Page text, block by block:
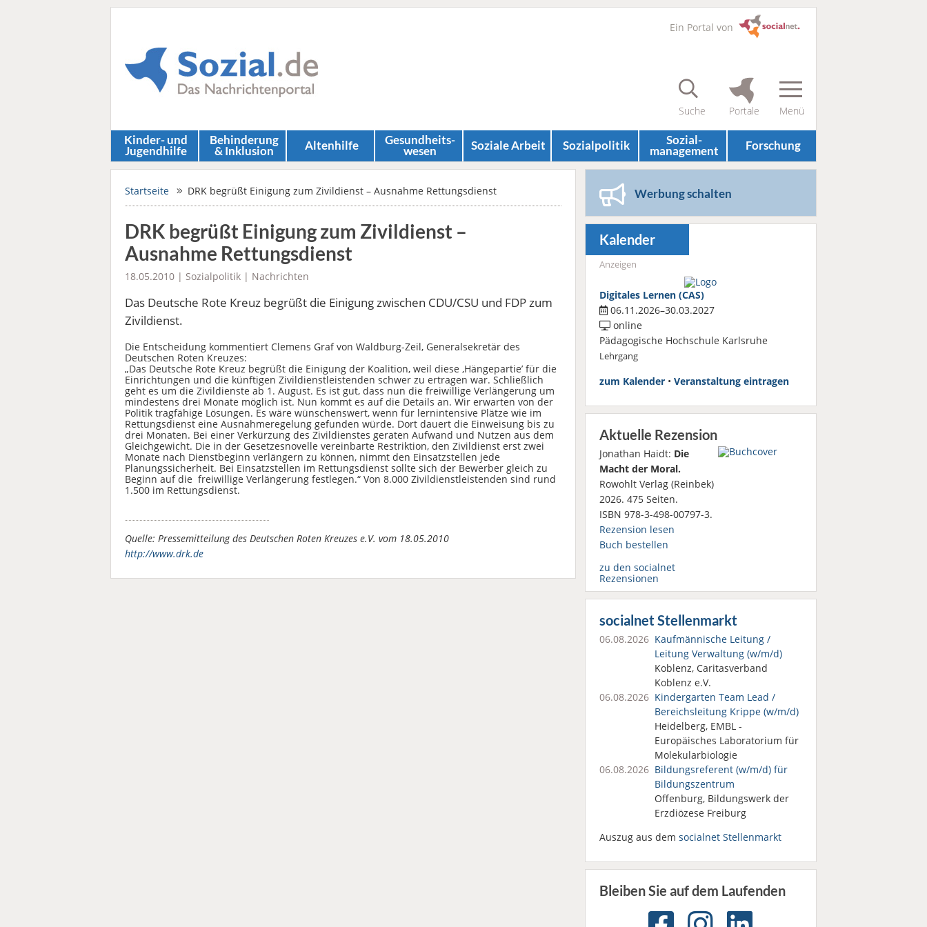
Ein Portal von
Kinder- und
Jugendhilfe
Behinderung
& Inklusion Altenhilfe Gesundheits­
wesen Soziale Arbeit Sozial­politik Sozial­
management Forschung
Startseite DRK begrüßt Einigung zum Zivildienst – Ausnahme Rettungsdienst
DRK begrüßt Einigung zum Zivildienst –
Ausnahme Rettungsdienst
18.05.2010 | Sozialpolitik | Nachrichten
Das Deutsche Rote Kreuz begrüßt die Einigung zwischen CDU/CSU und FDP zum
Zivildienst.
Die Entscheidung kommentiert Clemens Graf von Waldburg-Zeil, Generalsekretär des
Deutschen Roten Kreuzes:
„Das Deutsche Rote Kreuz begrüßt die Einigung der Koalition, weil diese ‚Hängepartie’ für die
Einrichtungen und die künftigen Zivildienstleistenden schwer zu ertragen war. Schließlich
geht es um die Zivildienste ab 1. August. Es ist gut, dass nun die freiwillige Verlängerung um
mindestens drei Monate möglich ist. Nun kommt es auf die Details an. Wir erwarten von der
Politik tragfähige Lösungen. Es wäre wünschenswert, wenn für lernintensive Plätze wie im
Rettungsdienst eine Ausnahmeregelung gefunden würde. Dort dauert die Einweisung bis zu
drei Monaten. Bei einer Verkürzung des Zivildienstes geraten Aufwand und Nutzen aus dem
Gleichgewicht. Die in der Gesetzesnovelle vereinbarte Restriktion, den Zivildienst erst zwei
Monate nach Dienstbeginn verlängern zu können, nimmt den Einsatzstellen jede
Planungssicherheit. Bei Einsatzstellen im Rettungsdienst sollte sich der Bewerber gleich zu
Beginn auf die freiwillige Verlängerung festlegen.“ Von 8.000 Zivildienstleistenden sind rund
1.500 im Rettungsdienst.
Quelle: Pressemitteilung des Deutschen Roten Kreuzes e.V. vom 18.05.2010
http://www.drk.de
Werbung schalten
Kalender
Anzeigen
Digitales Lernen (CAS)
06.11.2026–30.03.2027
online
Pädagogische Hochschule Karlsruhe
Lehrgang
zum Kalender• Veranstaltung eintragen
Aktuelle Rezension
Jonathan Haidt: Die
Macht der Moral.
Rowohlt Verlag (Reinbek)
2026. 475 Seiten.
ISBN 978-3-498-00797-3.
Rezension lesen
Buch bestellen
zu den socialnet
Rezensionen
socialnet Stellenmarkt
06.08.2026 Kaufmännische Leitung /
Leitung Verwaltung (w/m/d)
Koblenz, Caritasverband
Koblenz e.V.
06.08.2026 Kindergarten Team Lead /
Bereichsleitung Krippe (w/m/d)
Heidelberg, EMBL -
Europäisches Laboratorium für
Molekularbiologie
06.08.2026 Bildungsreferent (w/m/d) für
Bildungszentrum
Offenburg, Bildungswerk der
Erzdiözese Freiburg
Auszug aus dem socialnet Stellenmarkt
Bleiben Sie auf dem Laufenden